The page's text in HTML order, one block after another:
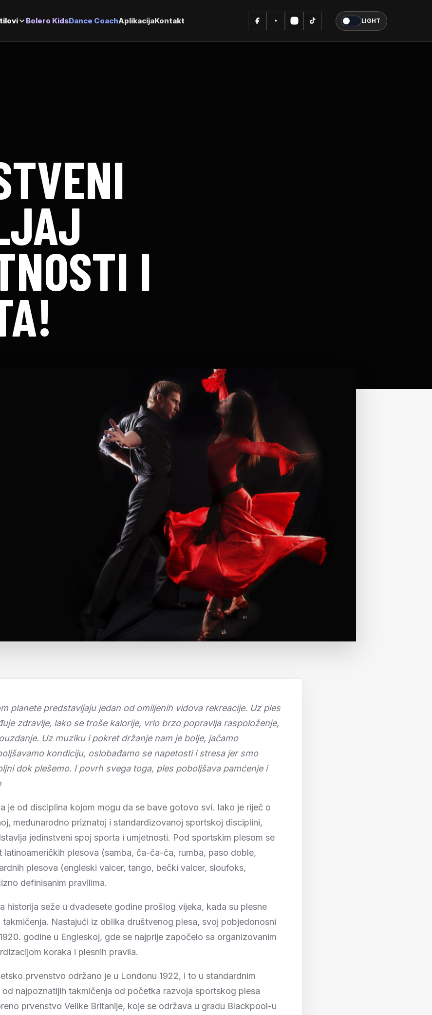
Bolero KidsDance CoachAplikacijaKontakt LIGHT
I
planete predstavljaju jedan od omiljenih vidova rekreacije. Uz ples
zdravlje, lako se troše kalorije, vrlo brzo popravlja raspoloženje,
Uz muziku i pokret držanje nam je bolje, jačamo
kondiciju, oslobađamo se napetosti i stresa jer smo
dok plešemo. I povrh svega toga, ples poboljšava pamćenje i
je od disciplina kojom mogu da se bave gotovo svi. Iako je riječ o
međunarodno priznatoj i standardizovanoj sportskoj disciplini,
jedinstveni spoj sporta i umjetnosti. Pod sportskim plesom se
latinoameričkih plesova (samba, ča-ča-ča, rumba, paso doble,
plesova (engleski valcer, tango, bečki valcer, sloufoks,
definisanim pravilima.
historija seže u dvadesete godine prošlog vijeka, kada su plesne
takmičenja. Nastajući iz oblika društvenog plesa, svoj pobjedonosni
godine u Engleskoj, gde se najprije započelo sa organizovanim
koraka i plesnih pravila.
prvenstvo održano je u Londonu 1922, i to u standardnim
najpoznatijih takmičenja od početka razvoja sportskog plesa
prvenstvo Velike Britanije, koje se održava u gradu Blackpool-u